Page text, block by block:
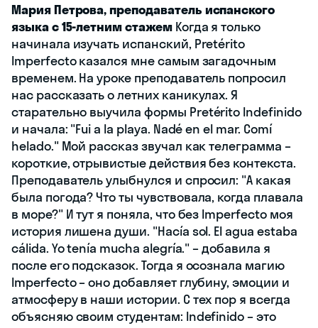
Мария Петрова, преподаватель испанского
языка с 15-летним стажемКогда я только
начинала изучать испанский, Pretérito
Imperfecto казался мне самым загадочным
временем. На уроке преподаватель попросил
нас рассказать о летних каникулах. Я
старательно выучила формы Pretérito Indefinido
и начала: "Fui a la playa. Nadé en el mar. Comí
helado." Мой рассказ звучал как телеграмма –
короткие, отрывистые действия без контекста.
Преподаватель улыбнулся и спросил: "А какая
была погода? Что ты чувствовала, когда плавала
в море?" И тут я поняла, что без Imperfecto моя
история лишена души. "Hacía sol. El agua estaba
cálida. Yo tenía mucha alegría." – добавила я
после его подсказок. Тогда я осознала магию
Imperfecto – оно добавляет глубину, эмоции и
атмосферу в наши истории. С тех пор я всегда
объясняю своим студентам: Indefinido – это